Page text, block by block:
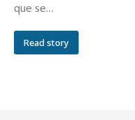
que se…
Read story